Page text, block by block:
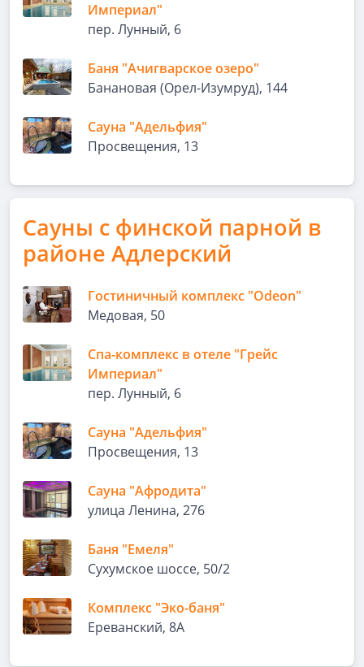
Империал"
пер. Лунный, 6
Баня "Ачигварское озеро"
Банановая (Орел-Изумруд), 144
Сауна "Адельфия"
Просвещения, 13
Сауны с финской парной в
районе Адлерский
Гостиничный комплекс "Odeon"
Медовая, 50
Спа-комплекс в отеле "Грейс
Империал"
пер. Лунный, 6
Сауна "Адельфия"
Просвещения, 13
Сауна "Афродита"
улица Ленина, 276
Баня "Емеля"
Сухумское шоссе, 50/2
Комплекс "Эко-баня"
Ереванский, 8А